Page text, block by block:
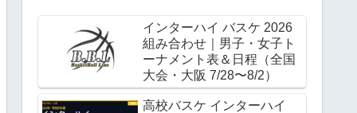
インターハイ バスケ 2026
組み合わせ｜男子・女子ト
ーナメント表＆日程（全国
大会・大阪 7/28〜8/2）
高校バスケ インターハイ